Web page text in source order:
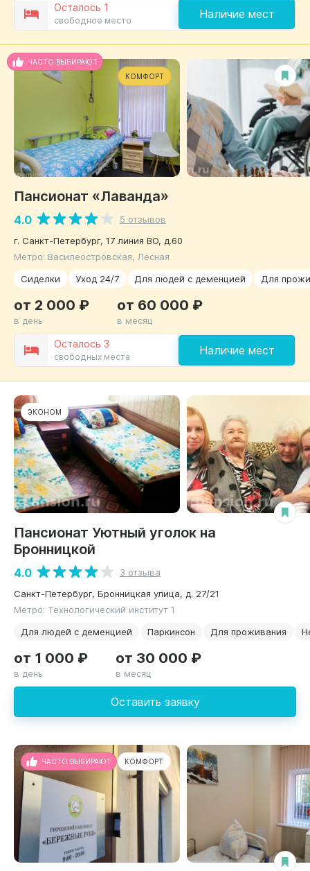
Осталось 1
свободное место Наличие мест
ЧАСТО ВЫБИРАЮТ
КОМФОРТ
Пансионат «Лаванда»
4.0
5 отзывов
г. Санкт-Петербург, 17 линия ВО, д.60
Метро: Василеостровская, Лесная
Сиделки
Уход 24/7 Для людей с деменцией Для
Осталось 3
свободных места Наличие мест
от 2 000 ₽
в день
от 60 000 ₽
в месяц
ЭКОНОМ
Пансионат Уютный уголок на
Бронницкой
4.0
3 отзыва
Санкт-Петербург, Бронницкая улица, д. 27/21
Метро: Технологический институт 1
Для людей с деменцией
Паркинсон Для проживания
Оставить заявку
от 1 000 ₽
в день
от 30 000 ₽
в месяц
ЧАСТО ВЫБИРАЮТ КОМФОРТ